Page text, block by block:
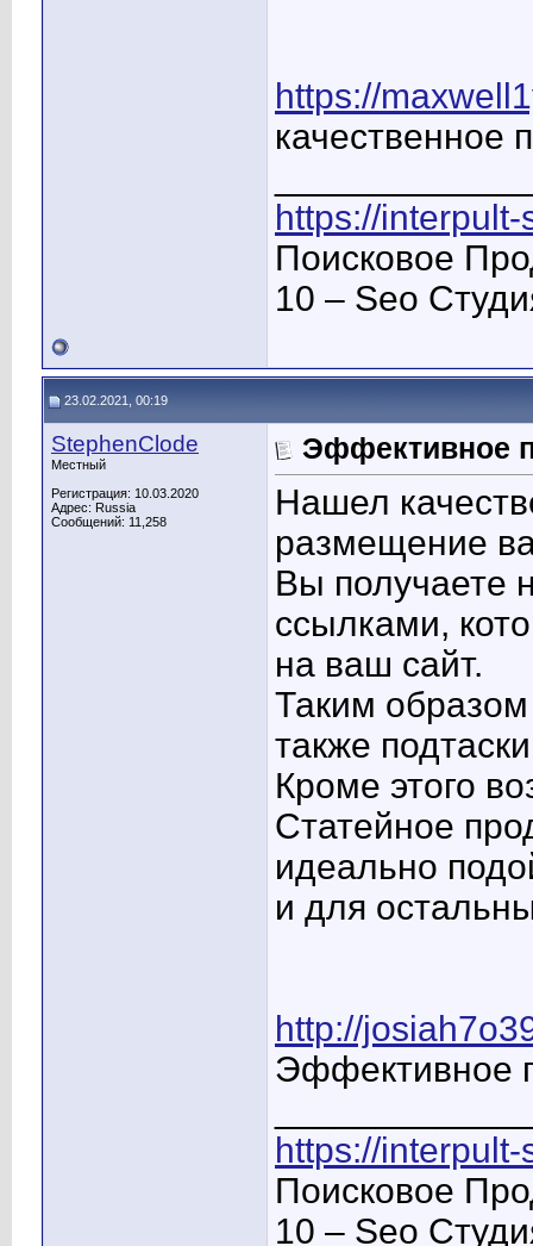
https://
качественное
https://
Поисковое
10 – Seo
23.02.2021, 00:19
StephenClode
Местный
Регистрация: 10.03.2020
Адрес: Russia
Сообщений: 11,258
Эффективное
Нашел
размещение
Вы получаете
ссылками,
на ваш сайт.
Таким
также
Кроме этого
Статейное
идеально
и для
http://
Эффективное
https://
Поисковое
10 – Seo